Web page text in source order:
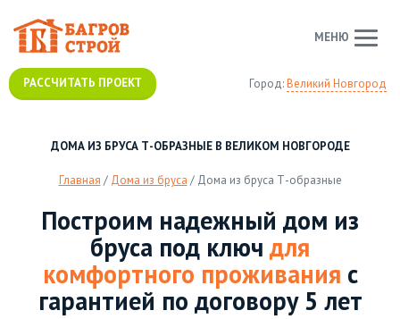
Город:Великий Новгород
РАССЧИТАТЬ ПРОЕКТ
МЕНЮ
ДОМА ИЗ БРУСА Т-ОБРАЗНЫЕ В ВЕЛИКОМ НОВГОРОДЕ
Главная / Дома из бруса / Дома из бруса Т-образные
Построим надежный дом из
бруса под ключ для
комфортного проживания с
гарантией по договору 5 лет